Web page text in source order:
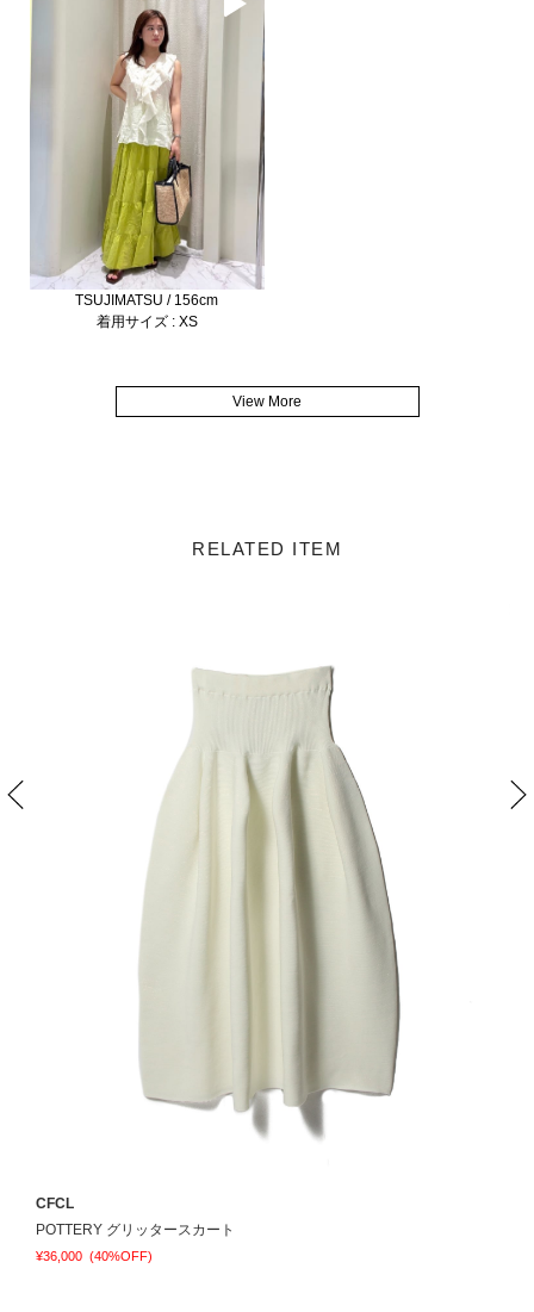
TSUJIMATSU / 156cm
着用サイズ : XS
View More
RELATED ITEM
CFCL
POTTERY グリッタースカート
¥36,000 (40%OFF)